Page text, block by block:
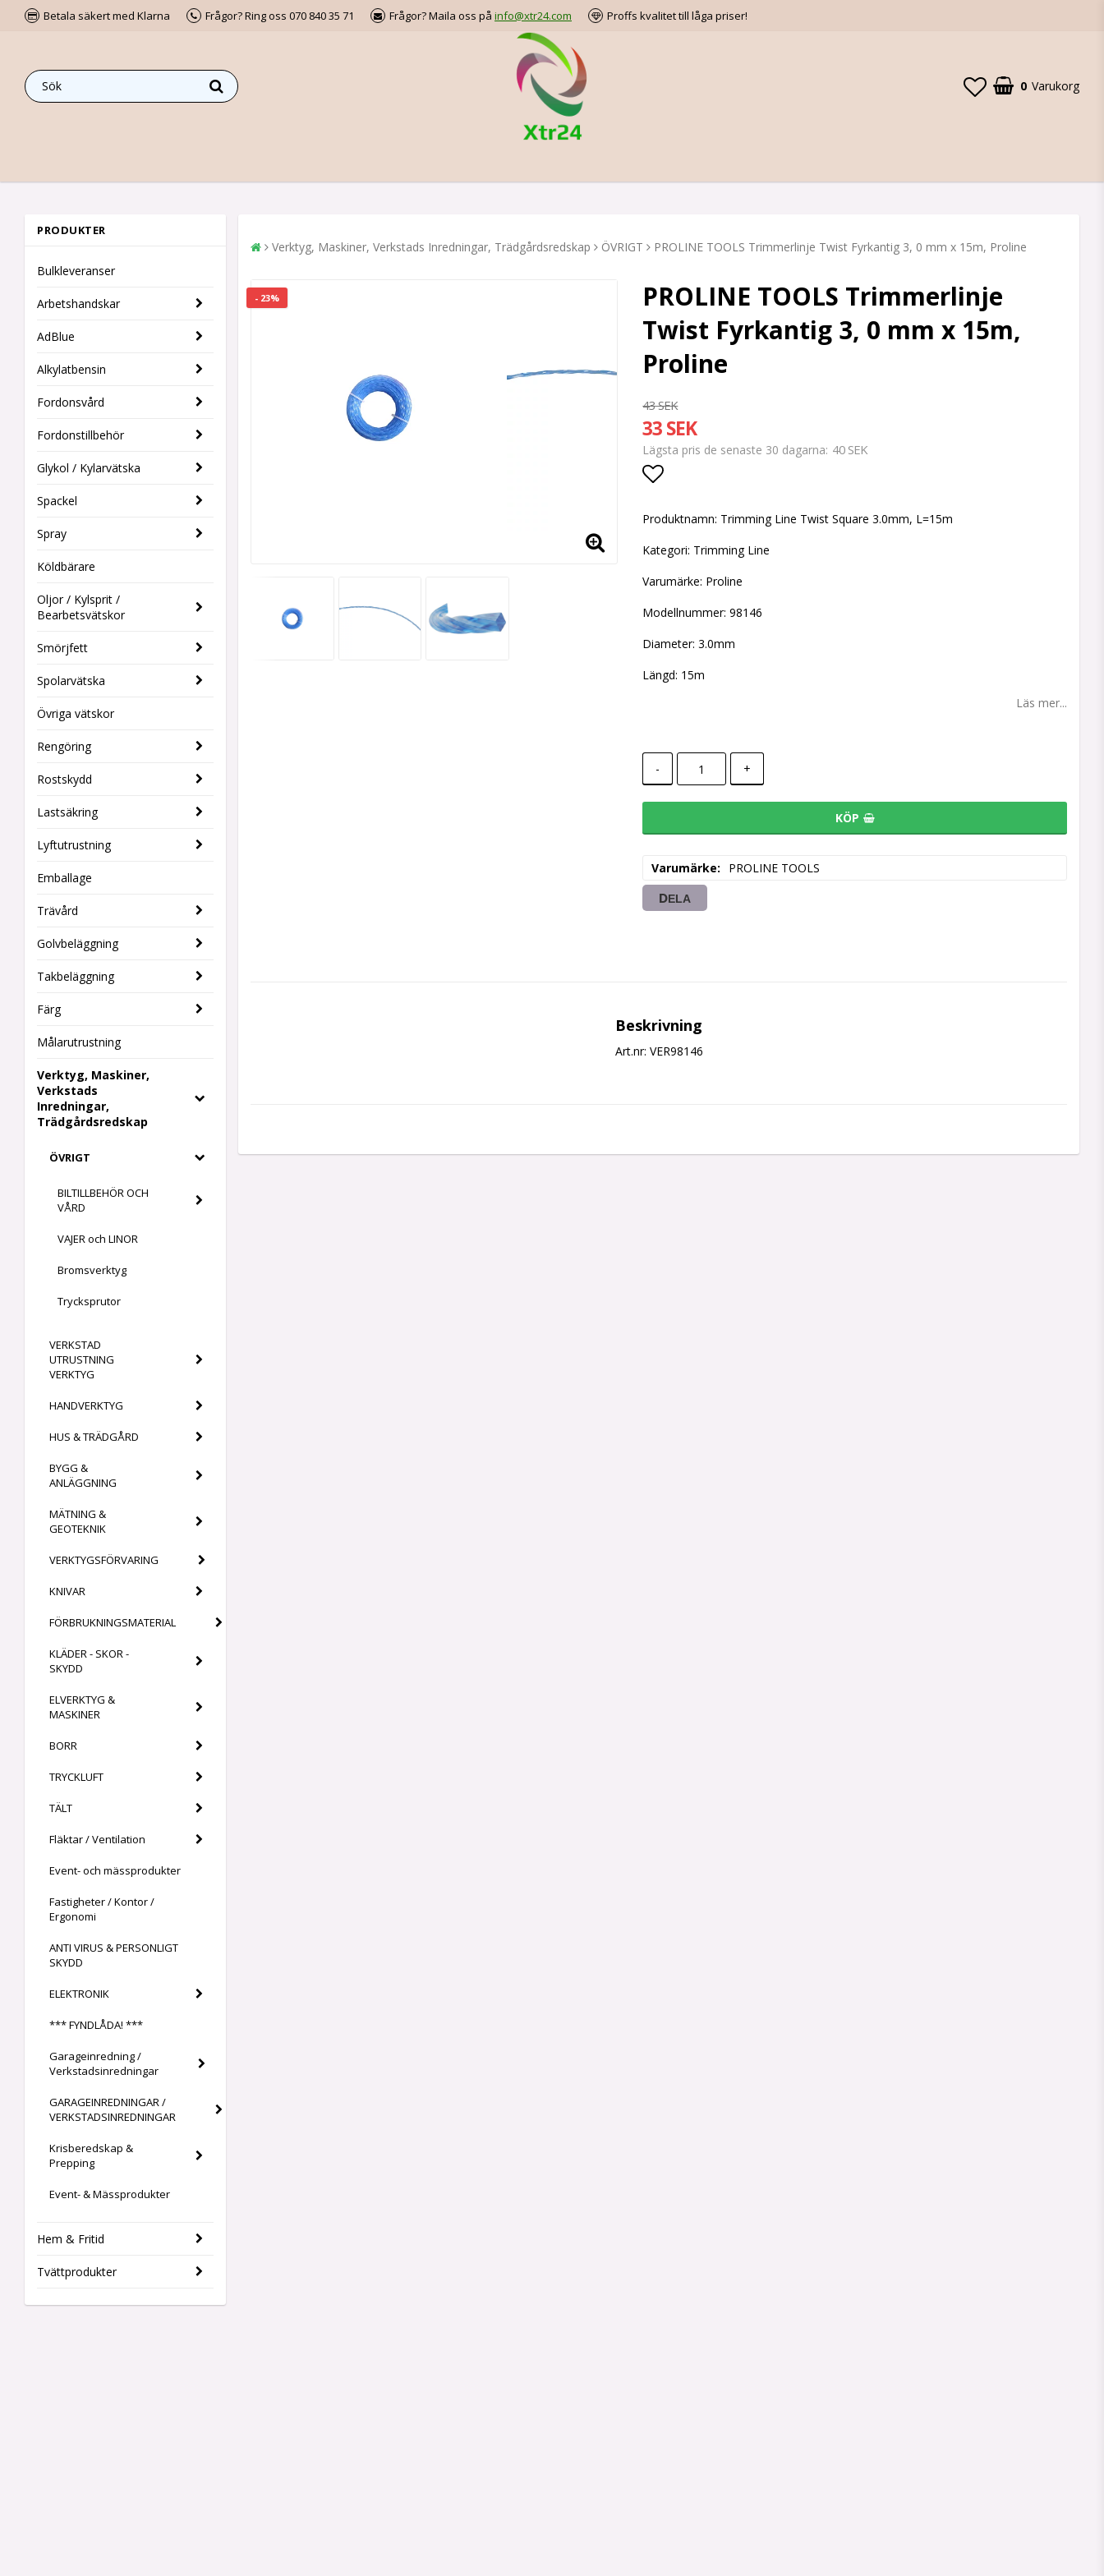
Betala säkert med Klarna Frågor? Ring oss 070 840 35 71 Frågor? Maila oss på info@xtr24.com Proffs kvalitet till låga priser!
0 Varukorg
PRODUKTER
Bulkleveranser
Arbetshandskar
AdBlue
Alkylatbensin
Fordonsvård
Fordonstillbehör
Glykol / Kylarvätska
Spackel
Spray
Köldbärare
Oljor / Kylsprit /
Bearbetsvätskor
Smörjfett
Spolarvätska
Övriga vätskor
Rengöring
Rostskydd
Lastsäkring
Lyftutrustning
Emballage
Trävård
Golvbeläggning
Takbeläggning
Färg
Målarutrustning
Verktyg, Maskiner,
Verkstads
Inredningar,
Trädgårdsredskap
ÖVRIGT
BILTILLBEHÖR OCH
VÅRD
VAJER och LINOR
Bromsverktyg
Trycksprutor
VERKSTAD
UTRUSTNING
VERKTYG
HANDVERKTYG
HUS & TRÄDGÅRD
BYGG &
ANLÄGGNING
MÄTNING &
GEOTEKNIK
VERKTYGSFÖRVARING
KNIVAR
FÖRBRUKNINGSMATERIAL
KLÄDER - SKOR -
SKYDD
ELVERKTYG &
MASKINER
BORR
TRYCKLUFT
TÄLT
Fläktar / Ventilation
Event- och mässprodukter
Fastigheter / Kontor /
Ergonomi
ANTI VIRUS & PERSONLIGT
SKYDD
ELEKTRONIK
*** FYNDLÅDA! ***
Garageinredning /
Verkstadsinredningar
GARAGEINREDNINGAR /
VERKSTADSINREDNINGAR
Krisberedskap &
Prepping
Event- & Mässprodukter
Hem & Fritid
Tvättprodukter
Verktyg, Maskiner, Verkstads Inredningar, Trädgårdsredskap ÖVRIGT PROLINE TOOLS Trimmerlinje Twist Fyrkantig 3, 0 mm x 15m, Proline
- 23%
PROLINE TOOLS Trimmerlinje
Twist Fyrkantig 3, 0 mm x 15m,
Proline
43 SEK
33 SEK
Lägsta pris de senaste 30 dagarna 40 SEK
Produktnamn: Trimming Line Twist Square 3.0mm, L=15m
Kategori: Trimming Line
Varumärke: Proline
Modellnummer: 98146
Diameter: 3.0mm
Längd: 15m
Läs mer...
- +
KÖP
Varumärke PROLINE TOOLS
DELA
Beskrivning
Art.nr: VER98146